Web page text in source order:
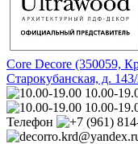
Core Decore (350059,
Старокубанская, д.
10.00-
10.00-
Телефон